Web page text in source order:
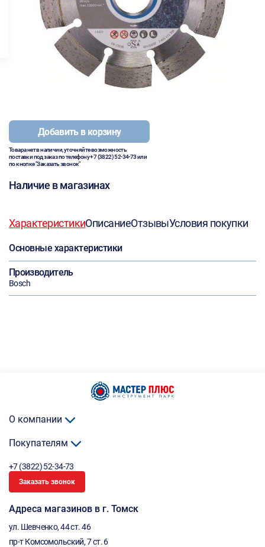
Добавить в корзину
Товара нет в наличии, уточняйте возможность
поставки под заказ по телефону+7 (3822) 52-34-73или
по кнопке "Заказать звонок"
Наличие в магазинах
ХарактеристикиОписаниеОтзывыУсловия покупки
Основные характеристики
Производитель
Bosch
О компании
Покупателям
+7 (3822) 52-34-73
Заказать звонок
Адреса магазинов в г. Томск
ул. Шевченко, 44 ст. 46
пр-т Комсомольский, 7 ст. 6